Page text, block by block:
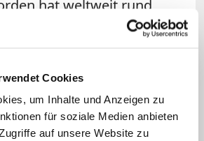
Cookies
um Inhalte und Anzeigen zu
für soziale Medien anbieten
auf unsere Website zu
hat weltweit rund
Er leistet mit mehr als
seit 1834 in Rom
wird wie der